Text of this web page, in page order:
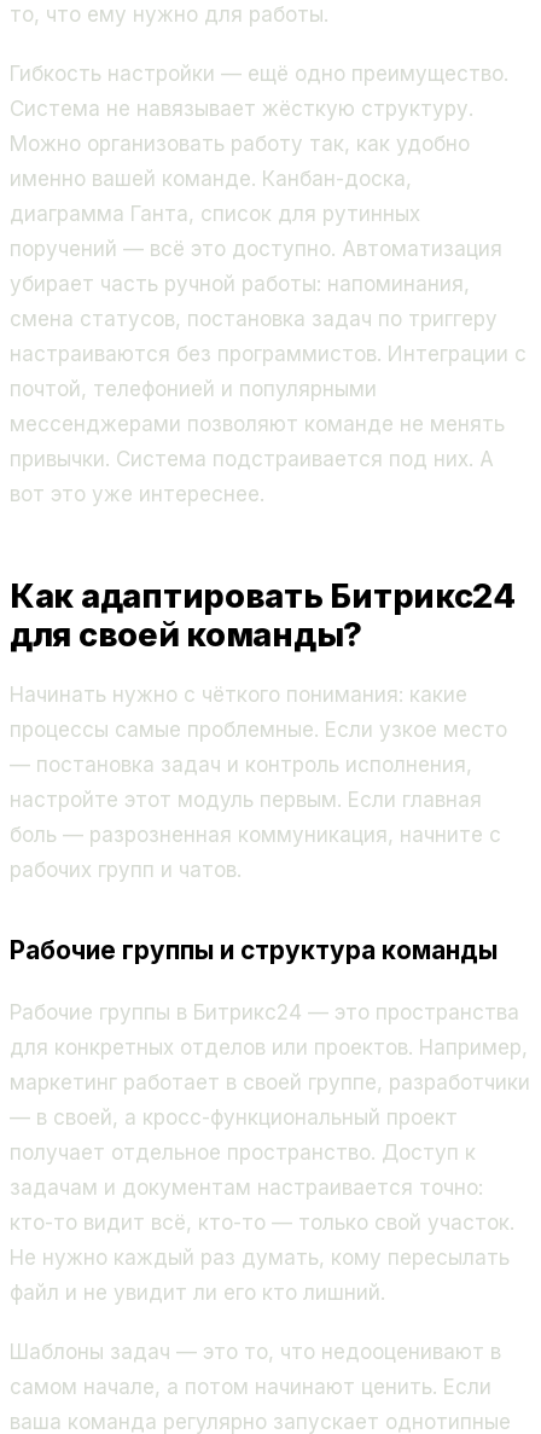
то, что ему нужно для работы.
Гибкость настройки — ещё одно преимущество.
Система не навязывает жёсткую структуру.
Можно организовать работу так, как удобно
именно вашей команде. Канбан-доска,
диаграмма Ганта, список для рутинных
поручений — всё это доступно. Автоматизация
убирает часть ручной работы: напоминания,
смена статусов, постановка задач по триггеру
настраиваются без программистов. Интеграции с
почтой, телефонией и популярными
мессенджерами позволяют команде не менять
привычки. Система подстраивается под них. А
вот это уже интереснее.
Как адаптировать Битрикс24
для своей команды?
Начинать нужно с чёткого понимания: какие
процессы самые проблемные. Если узкое место
— постановка задач и контроль исполнения,
настройте этот модуль первым. Если главная
боль — разрозненная коммуникация, начните с
рабочих групп и чатов.
Рабочие группы и структура команды
Рабочие группы в Битрикс24 — это пространства
для конкретных отделов или проектов. Например,
маркетинг работает в своей группе, разработчики
— в своей, а кросс-функциональный проект
получает отдельное пространство. Доступ к
задачам и документам настраивается точно:
кто-то видит всё, кто-то — только свой участок.
Не нужно каждый раз думать, кому пересылать
файл и не увидит ли его кто лишний.
Шаблоны задач — это то, что недооценивают в
самом начале, а потом начинают ценить. Если
ваша команда регулярно запускает однотипные